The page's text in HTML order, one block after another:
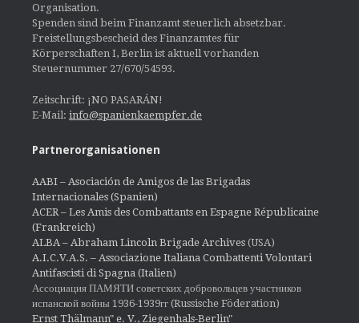
Organisation.
Spenden sind beim Finanzamt steuerlich absetzbar.
Freistellungsbescheid des Finanzamtes für
Körperschaften I, Berlin ist aktuell vorhanden
Steuernummer 27/670/54593.
Zeitschrift: ¡NO PASARÁN!
E-Mail: info@spanienkaempfer.de
Partnerorganisationen
AABI – Asociación de Amigos de las Brigadas
Internacionales (Spanien)
ACER – Les Amis des Combattants en Espagne Républicaine
(Frankreich)
ALBA – Abraham Lincoln Brigade Archives (USA)
A.I.C.V.A.S. – Associazione Italiana Combattenti Volontari
Antifascisti di Spagna (Italien)
Ассоциация ПАМЯТИ советских добровольцев участников
испанской войны 1936-1939гг (Russische Föderation)
Ernst Thälmann" e. V., Ziegenhals-Berlin"